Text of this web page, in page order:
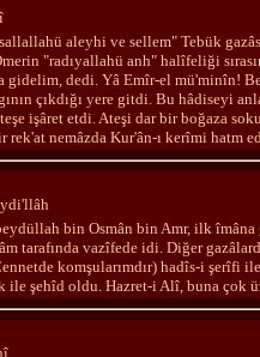
aleyhi ve sellem" Tebük
"radıyallahü anh" halîfeliği
gidelim, dedi. Yâ Emîr-el mü'minîn!
çıkdığı yere gitdi. Bu hâdiseyi
işâret etdi. Ateşi dar bir boğaza
rek'at nemâzda Kur'ân-ı kerîmi hatm
bin Osmân bin Amr, ilk îmâna
tarafında vazîfede idi. Diğer
komşularımdır) hadîs-i şerîfi
ile şehîd oldu. Hazret-i Alî, buna çok